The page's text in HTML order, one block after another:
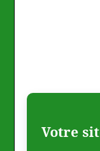
Votre